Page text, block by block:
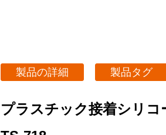
製品の詳細 製品タグ
プラスチック接着シリコ